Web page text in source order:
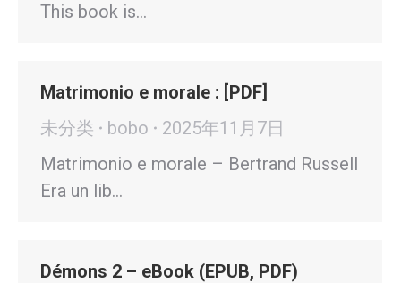
This book is…
Matrimonio e morale : [PDF]
未分类
bobo
2025年11月7日
Matrimonio e morale – Bertrand Russell
Era un lib…
Démons 2 – eBook (EPUB, PDF)